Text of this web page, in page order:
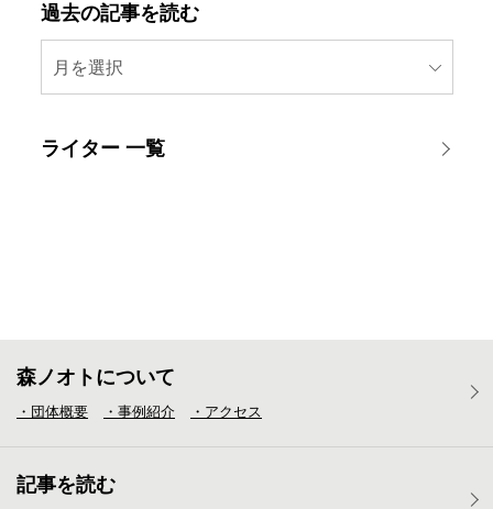
過去の記事を読む
月を選択
ライター 一覧
森ノオトについて
・団体概要 ・事例紹介 ・アクセス
記事を読む